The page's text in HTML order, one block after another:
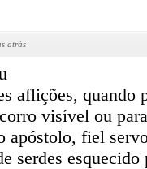
atrás
aflições, quando
visível ou
apóstolo, fiel
serdes